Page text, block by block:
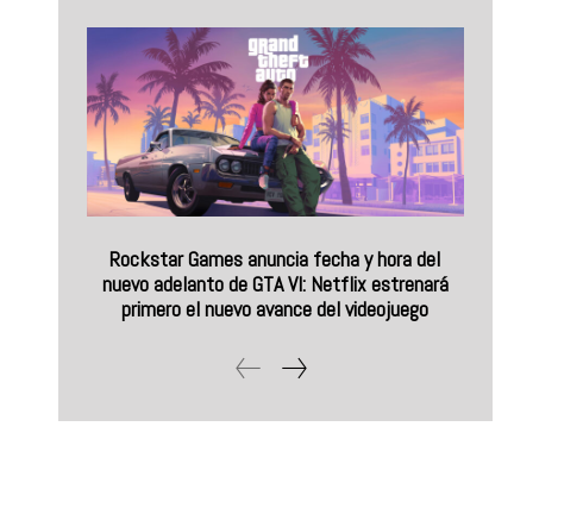
Rockstar Games anuncia fecha y hora del
nuevo adelanto de GTA VI: Netflix estrenará
primero el nuevo avance del videojuego